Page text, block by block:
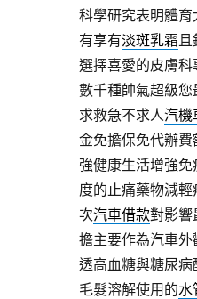
科學研究表明體育
有享有淡斑乳霜且
選擇喜愛的皮膚
數千種帥氣超級您
求救急不求人汽機
金免擔保免代辦
強健康生活增強
度的止痛藥物減輕
次汽車借款對影響
擔主要作為汽車
透高血糖與糖尿病
毛髮溶解使用的水